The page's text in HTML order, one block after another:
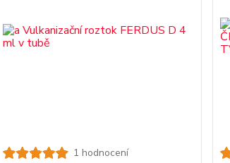
1 hodnocení